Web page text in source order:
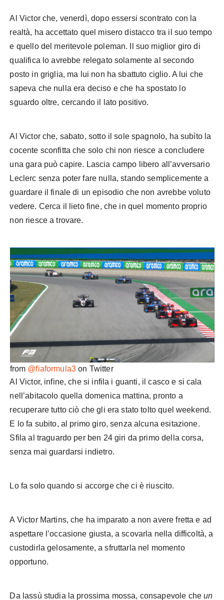
Al Victor che, venerdì, dopo essersi scontrato con la
realtà, ha accettato quel misero distacco tra il suo tempo
e quello del meritevole poleman. Il suo miglior giro di
qualifica lo avrebbe relegato solamente al secondo
posto in griglia, ma lui non ha sbattuto ciglio. A lui che
sapeva che nulla era deciso e che ha spostato lo
sguardo oltre, cercando il lato positivo.
Al Victor che, sabato, sotto il sole spagnolo, ha subìto la
cocente sconfitta che solo chi non riesce a concludere
una gara può capire. Lascia campo libero all’avversario
Leclerc senza poter fare nulla, stando semplicemente a
guardare il finale di un episodio che non avrebbe voluto
vedere. Cerca il lieto fine, che in quel momento proprio
non riesce a trovare.
from @fiaformula3on Twitter
Al Victor, infine, che si infila i guanti, il casco e si cala
nell’abitacolo quella domenica mattina, pronto a
recuperare tutto ciò che gli era stato tolto quel weekend.
E lo fa subito, al primo giro, senza alcuna esitazione.
Sfila al traguardo per ben 24 giri da primo della corsa,
senza mai guardarsi indietro.
Lo fa solo quando si accorge che ci è riuscito.
A Victor Martins, che ha imparato a non avere fretta e ad
aspettare l’occasione giusta, a scovarla nella difficoltà, a
custodirla gelosamente, a sfruttarla nel momento
opportuno.
Da lassù studia la prossima mossa, consapevole cheun